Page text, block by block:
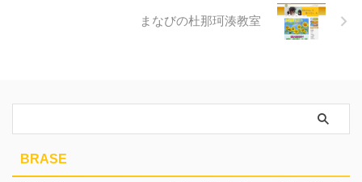
まなびの杜那珂湊教室
BRASE